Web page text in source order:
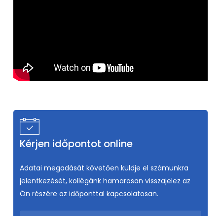
Kérjen időpontot online
Adatai megadását követően küldje el számunkra
jelentkezését, kollégánk hamarosan visszajelez az
Ön részére az időponttal kapcsolatosan.